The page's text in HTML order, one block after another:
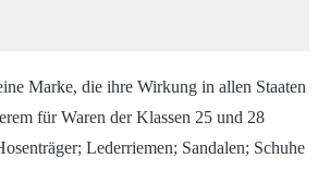
Marke, die ihre Wirkung in allen Staaten
für Waren der Klassen 25 und 28
Lederriemen; Sandalen; Schuhe